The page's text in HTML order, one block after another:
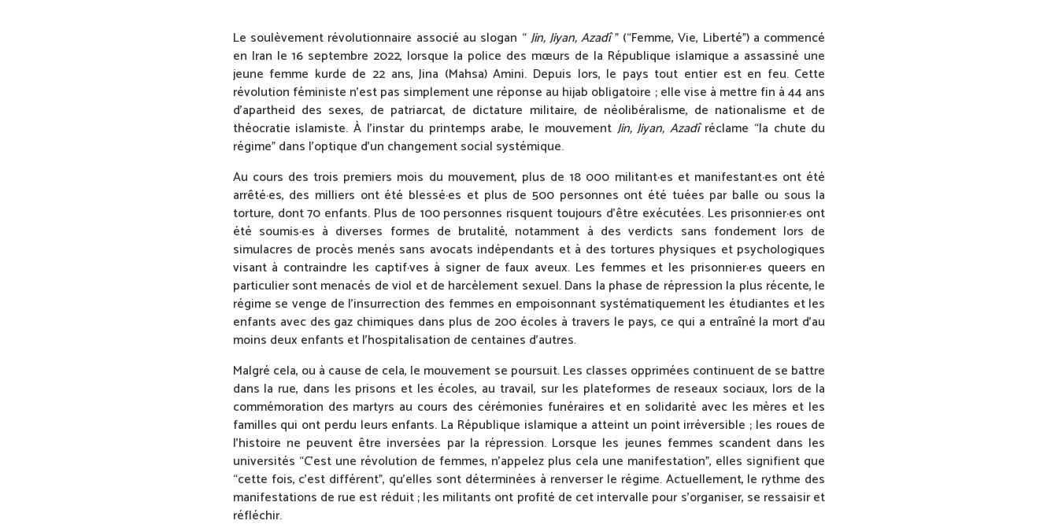
Le soulèvement révolutionnaire associé au slogan “Jin, Jiyan, Azadî” (“Femme, Vie, Liberté”) a commencé
en Iran le 16 septembre 2022, lorsque la police des mœurs de la République islamique a assassiné une
jeune femme kurde de 22 ans, Jina (Mahsa) Amini. Depuis lors, le pays tout entier est en feu. Cette
révolution féministe n’est pas simplement une réponse au hijab obligatoire ; elle vise à mettre fin à 44 ans
d’apartheid des sexes, de patriarcat, de dictature militaire, de néolibéralisme, de nationalisme et de
théocratie islamiste. À l’instar du printemps arabe, le mouvement Jin, Jiyan, Azadîréclame “la chute du
régime” dans l’optique d’un changement social systémique.
Au cours des trois premiers mois du mouvement, plus de 18 000 militant·es et manifestant·es ont été
arrêté·es, des milliers ont été blessé·es et plus de 500 personnes ont été tuées par balle ou sous la
torture, dont 70 enfants. Plus de 100 personnes risquent toujours d’être exécutées. Les prisonnier·es ont
été soumis·es à diverses formes de brutalité, notamment à des verdicts sans fondement lors de
simulacres de procès menés sans avocats indépendants et à des tortures physiques et psychologiques
visant à contraindre les captif·ves à signer de faux aveux. Les femmes et les prisonnier·es queers en
particulier sont menacés de viol et de harcèlement sexuel. Dans la phase de répression la plus récente, le
régime se venge de l’insurrection des femmes en empoisonnant systématiquement les étudiantes et les
enfants avec des gaz chimiques dans plus de 200 écoles à travers le pays, ce qui a entraîné la mort d’au
moins deux enfants et l’hospitalisation de centaines d’autres.
Malgré cela, ou à cause de cela, le mouvement se poursuit. Les classes opprimées continuent de se battre
dans la rue, dans les prisons et les écoles, au travail, sur les plateformes de reseaux sociaux, lors de la
commémoration des martyrs au cours des cérémonies funéraires et en solidarité avec les mères et les
familles qui ont perdu leurs enfants. La République islamique a atteint un point irréversible ; les roues de
l’histoire ne peuvent être inversées par la répression. Lorsque les jeunes femmes scandent dans les
universités “C’est une révolution de femmes, n’appelez plus cela une manifestation”, elles signifient que
“cette fois, c’est différent”, qu’elles sont déterminées à renverser le régime. Actuellement, le rythme des
manifestations de rue est réduit ; les militants ont profité de cet intervalle pour s’organiser, se ressaisir et
réfléchir.